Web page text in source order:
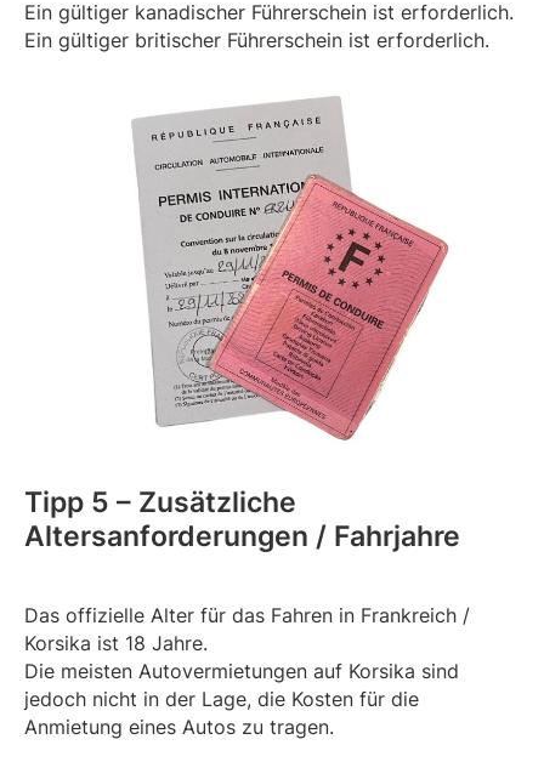
Ein gültiger kanadischer Führerschein ist erforderlich.
Ein gültiger britischer Führerschein ist erforderlich.
Tipp 5 – Zusätzliche
Altersanforderungen / Fahrjahre
Das offizielle Alter für das Fahren in Frankreich /
Korsika ist 18 Jahre.
Die meisten Autovermietungen auf Korsika sind
jedoch nicht in der Lage, die Kosten für die
Anmietung eines Autos zu tragen.